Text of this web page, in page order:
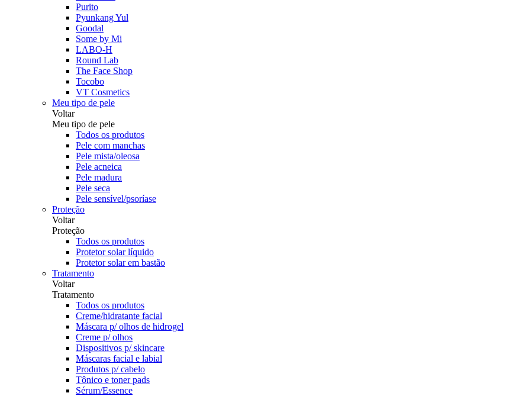
Purito
Pyunkang Yul
Goodal
Some by Mi
LABO-H
Round Lab
The Face Shop
Tocobo
VT Cosmetics
Meu tipo de pele
Voltar
Meu tipo de pele
Todos os produtos
Pele com manchas
Pele mista/oleosa
Pele acneica
Pele madura
Pele seca
Pele sensível/psoríase
Proteção
Voltar
Proteção
Todos os produtos
Protetor solar líquido
Protetor solar em bastão
Tratamento
Voltar
Tratamento
Todos os produtos
Creme/hidratante facial
Máscara p/ olhos de hidrogel
Creme p/ olhos
Dispositivos p/ skincare
Máscaras facial e labial
Produtos p/ cabelo
Tônico e toner pads
Sérum/Essence